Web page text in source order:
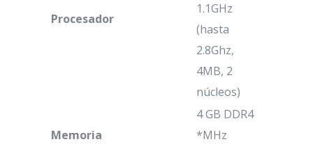
Procesador
1.1GHz
(hasta
2.8Ghz,
4MB, 2
núcleos)
Memoria
4 GB DDR4
*MHz